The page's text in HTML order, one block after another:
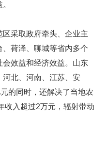
采取政府牵头、企业主
荷泽、聊城等省内多个
效益和经济效益。山东
北、河南、江苏、安
的同时，还解决了当地农
收入超过2万元，辐射带动